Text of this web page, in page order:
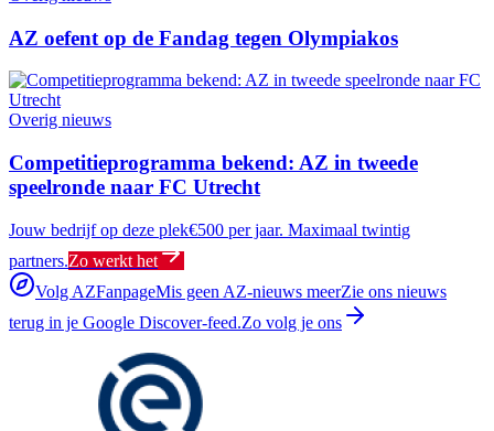
AZ oefent op de Fandag tegen Olympiakos
Overig nieuws
Competitieprogramma bekend: AZ in tweede
speelronde naar FC Utrecht
Jouw bedrijf op deze plek€500 per jaar. Maximaal twintig
partners.Zo werkt het
Volg AZFanpageMis geen AZ-nieuws meerZie ons nieuws
terug in je Google Discover-feed.Zo volg je ons